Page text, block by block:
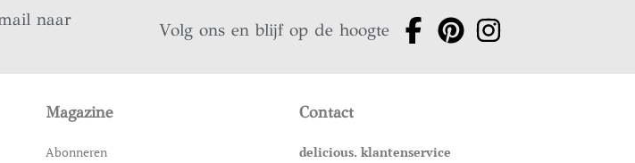
naar
Volg ons en blijf op de hoogte
Magazine
Abonneren
Contact
delicious. klantenservice